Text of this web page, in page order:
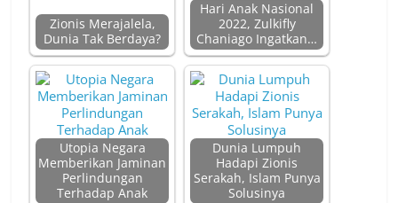
Zionis Merajalela,
Dunia Tak Berdaya?
Hari Anak Nasional
2022, Zulkifly
Chaniago Ingatkan…
Utopia Negara
Memberikan Jaminan
Perlindungan
Terhadap Anak
Dunia Lumpuh
Hadapi Zionis
Serakah, Islam Punya
Solusinya